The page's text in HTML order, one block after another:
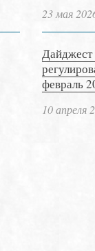
23 мая
Дайджест
февраль
10 апреля